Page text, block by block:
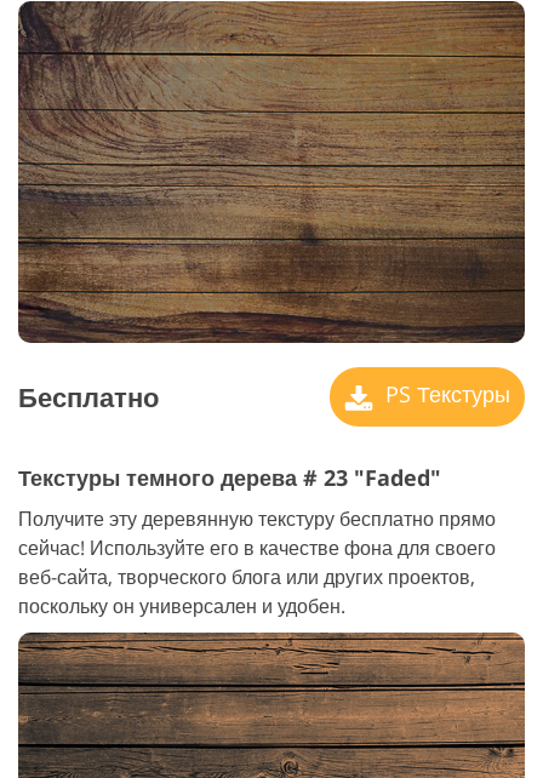
Бесплатно PS Текстуры
Текстуры темного дерева # 23 "Faded"
Получите эту деревянную текстуру бесплатно прямо
сейчас! Используйте его в качестве фона для своего
веб-сайта, творческого блога или других проектов,
поскольку он универсален и удобен.